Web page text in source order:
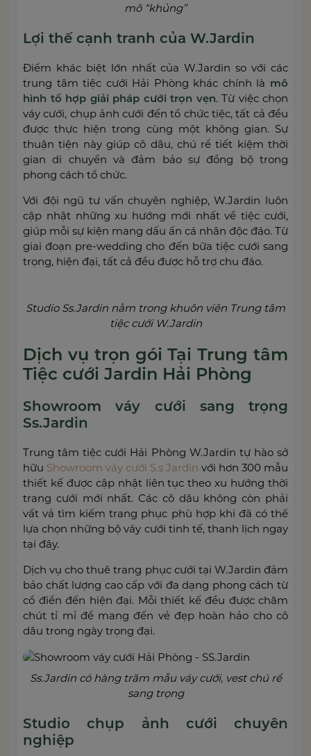
mô “khủng”
Lợi thế cạnh tranh của W.Jardin
Điểm khác biệt lớn nhất của W.Jardin so với các
trung tâm tiệc cưới Hải Phòng khác chính là mô
hình tổ hợp giải pháp cưới trọn vẹn. Từ việc chọn
váy cưới, chụp ảnh cưới đến tổ chức tiệc, tất cả đều
được thực hiện trong cùng một không gian. Sự
thuận tiện này giúp cô dâu, chú rể tiết kiệm thời
gian di chuyển và đảm bảo sự đồng bộ trong
phong cách tổ chức.
Với đội ngũ tư vấn chuyên nghiệp, W.Jardin luôn
cập nhật những xu hướng mới nhất về tiệc cưới,
giúp mỗi sự kiện mang dấu ấn cá nhân độc đáo. Từ
giai đoạn pre-wedding cho đến bữa tiệc cưới sang
trọng, hiện đại, tất cả đều được hỗ trợ chu đáo.
Studio Ss.Jardin nằm trong khuôn viên Trung tâm
tiệc cưới W.Jardin
Dịch vụ trọn gói Tại Trung tâm
Tiệc cưới Jardin Hải Phòng
Showroom váy cưới sang trọng
Ss.Jardin
Trung tâm tiệc cưới Hải Phòng W.Jardin tự hào sở
hữu Showroom váy cưới S.s Jardin với hơn 300 mẫu
thiết kế được cập nhật liên tục theo xu hướng thời
trang cưới mới nhất. Các cô dâu không còn phải
vất vả tìm kiếm trang phục phù hợp khi đã có thể
lựa chọn những bộ váy cưới tinh tế, thanh lịch ngay
tại đây.
Dịch vụ cho thuê trang phục cưới tại W.Jardin đảm
bảo chất lượng cao cấp với đa dạng phong cách từ
cổ điển đến hiện đại. Mỗi thiết kế đều được chăm
chút tỉ mỉ để mang đến vẻ đẹp hoàn hảo cho cô
dâu trong ngày trọng đại.
Ss.Jardin có hàng trăm mẫu váy cưới, vest chú rể
sang trọng
Studio chụp ảnh cưới chuyên
nghiệp